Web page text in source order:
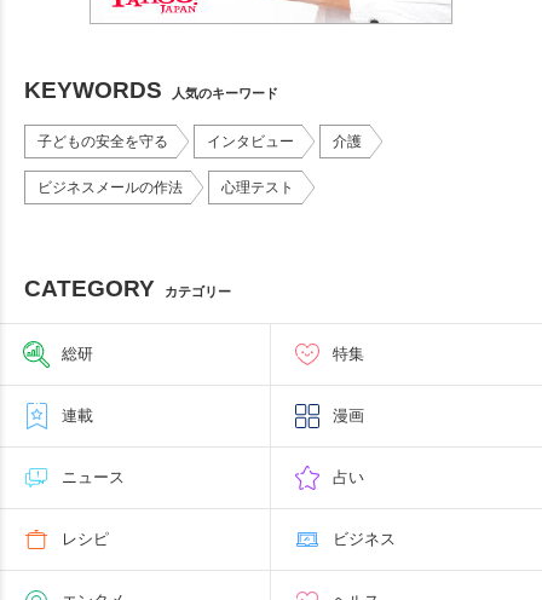
KEYWORDS 人気のキーワード
子どもの安全を守る インタビュー 介護
ビジネスメールの作法 心理テスト
CATEGORY カテゴリー
総研 特集
連載 漫画
ニュース 占い
レシピ ビジネス